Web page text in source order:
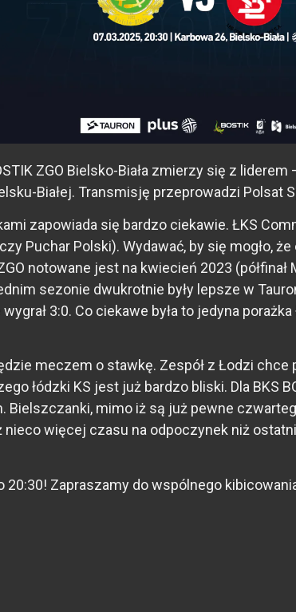
ZGO Bielsko-Biała zmierzy się z
Białej. Transmisję przeprowadzi Polsat
zapowiada się bardzo ciekawie. ŁKS
Puchar Polski). Wydawać, by się mogło,
notowane jest na kwiecień 2023
sezonie dwukrotnie były lepsze w
wygrał 3:0. Co ciekawe była to jedyna
meczem o stawkę. Zespół z Łodzi
łódzki KS jest już bardzo bliski. Dla BKS
Bielszczanki, mimo iż są już pewne
więcej czasu na odpoczynek niż
Zapraszamy do wspólnego